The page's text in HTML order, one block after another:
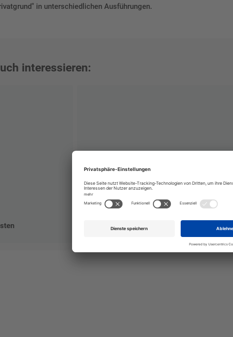
in unterschiedlichen Ausführungen.
interessieren:
Durchgang - Betreten auf eigene Gefahr